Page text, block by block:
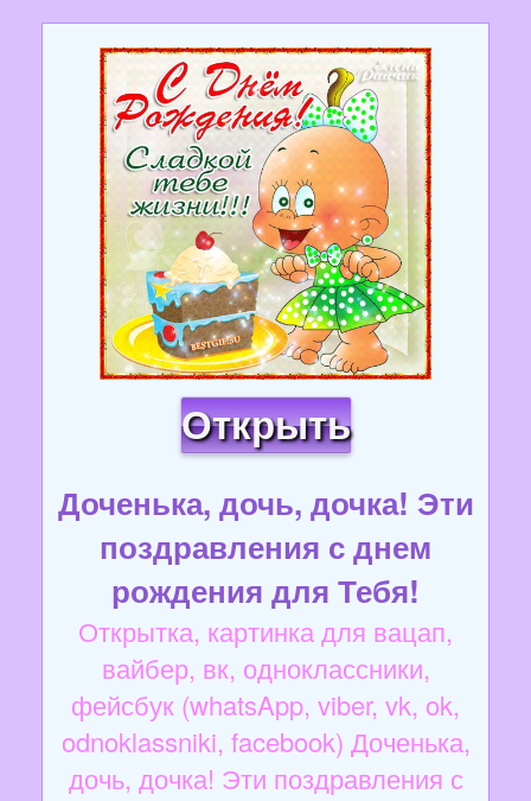
Открыть
Доченька, дочь, дочка! Эти
поздравления с днем
рождения для Тебя!
Открытка, картинка для вацап,
вайбер, вк, одноклассники,
фейсбук (whatsApp, viber, vk, ok,
odnoklassniki, facebook) Доченька,
дочь, дочка! Эти поздравления с